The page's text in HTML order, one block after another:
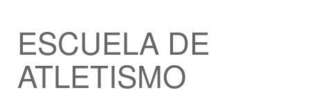
ESCUELA DE
ATLETISMO